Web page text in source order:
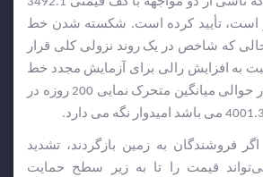
و 13 اکتبر است، تأیید کرده است. شکسته شدن خط
در 3806.8 در حالی که شاخص در یک روند نزولی کلی قرار
به افزایش رالی برای آزمایش مجدد خط
روند نزولی که واقع در حوالی میانگین متحرک نمایی 200 روزه در
فروشندگان به زمین بازگردند، تشدید
قیمت را تا به زیر سطح حمایت